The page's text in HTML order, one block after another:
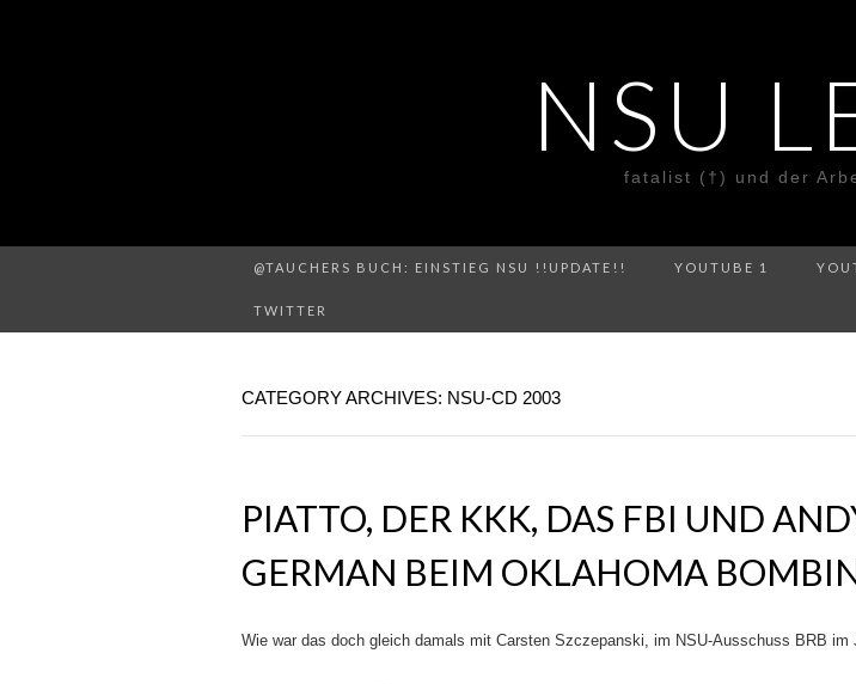
NSU
fatalist (†) und der
@TAUCHERS BUCH: EINSTIEG NSU !!UPDATE!! YOUTUBE 1
TWITTER
CATEGORY ARCHIVES: NSU-CD 2003
PIATTO, DER KKK, DAS FBI UND
GERMAN BEIM OKLAHOMA
Wie war das doch gleich damals mit Carsten Szczepanski, im NSU-Ausschuss BRB im